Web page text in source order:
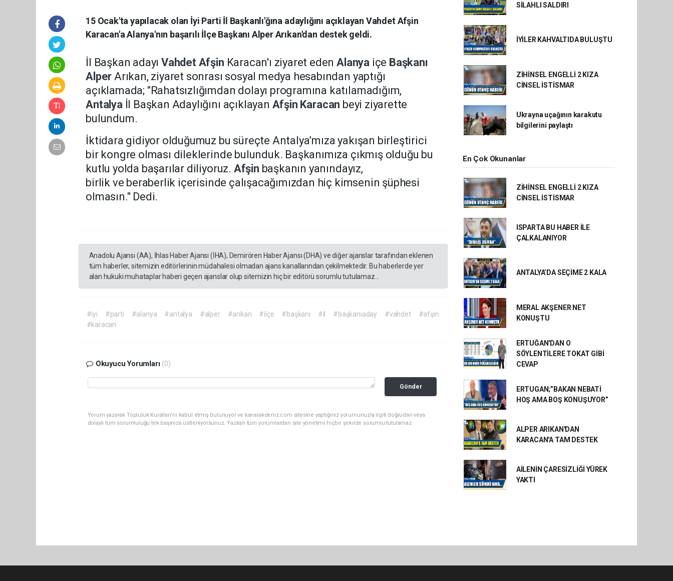
15 Ocak'ta yapılacak olan İyi Parti İl Başkanlı'ğına adaylığını açıklayan Vahdet Afşin
Karacan'a Alanya'nın başarılı İlçe Başkanı Alper Arıkan'dan destek geldi.
İl Başkan adayıVahdet Afşin Karacan'ı ziyaret edenAlanya içe Başkanı
Alper Arıkan, ziyaret sonrası sosyal medya hesabından yaptığı
açıklamada; "Rahatsızlığımdan dolayı programına katılamadığım,
Antalya İl Başkan Adaylığını açıklayan Afşin Karacan beyi ziyarette
bulundum.
İktidara gidiyor olduğumuz bu süreçte Antalya’mıza yakışan birleştirici
bir kongre olması dileklerinde bulunduk. Başkanımıza çıkmış olduğu bu
kutlu yolda başarılar diliyoruz. Afşin başkanın yanındayız,
birlik ve beraberlik içerisinde çalışacağımızdan hiç kimsenin şüphesi
olmasın." Dedi.
Anadolu Ajansı (AA), İhlas Haber Ajansı (İHA), Demirören Haber Ajansı (DHA) ve diğer ajanslar tarafından eklenen
tüm haberler, sitemizin editörlerinin müdahalesi olmadan ajans kanallarından çekilmektedir. Bu haberlerde yer
alan hukuki muhataplar haberi geçen ajanslar olup sitemizin hiç bir editörü sorumlu tutulamaz...
#iyi #parti #alanya #antalya #alper #arıkan #ilçe #başkanı #il #başkanıaday #vahdet
#afşin
#karacan
Okuyucu Yorumları (0)
Gönder
Yorum yazarak Topluluk Kuralları’nı kabul etmiş bulunuyor ve kanalakdeniz.com sitesine yaptığınız yorumunuzla ilgili doğrudan veya
dolaylı tüm sorumluluğu tek başınıza üstleniyorsunuz. Yazılan tüm yorumlardan site yönetimi hiçbir şekilde sorumlu tutulamaz.
SİLAHLI SALDIRI
İYİLER KAHVALTIDA BULUŞTU
ZİHİNSEL ENGELLİ 2 KIZA
CİNSEL İSTİSMAR
Ukrayna uçağının karakutu
bilgilerini paylaştı
En Çok Okunanlar
ZİHİNSEL ENGELLİ 2 KIZA
CİNSEL İSTİSMAR
ISPARTA BU HABER İLE
ÇALKALANIYOR
ANTALYA’DA SEÇİME 2 KALA
MERAL AKŞENER NET
KONUŞTU
ERTUĞAN'DAN O
SÖYLENTİLERE TOKAT GİBİ
CEVAP
ERTUGAN;”BAKAN NEBATİ
HOŞ AMA BOŞ KONUŞUYOR”
ALPER ARIKAN'DAN
KARACAN'A TAM DESTEK
AİLENİN ÇARESİZLİĞİ YÜREK
YAKTI